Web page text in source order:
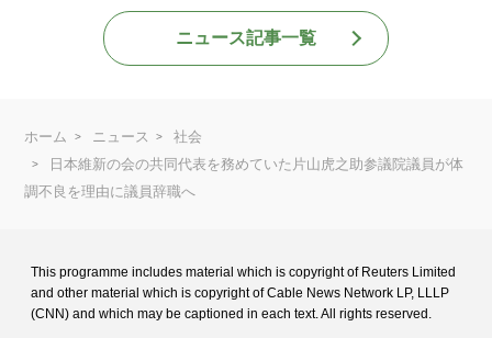
ニュース記事一覧
ホーム ニュース
社会
日本維新の会の共同代表を務めていた片山虎之助参議院議員が体
調不良を理由に議員辞職へ
This programme includes material which is copyright of Reuters Limited
and other material which is copyright of Cable News Network LP, LLLP
(CNN) and which may be captioned in each text. All rights reserved.